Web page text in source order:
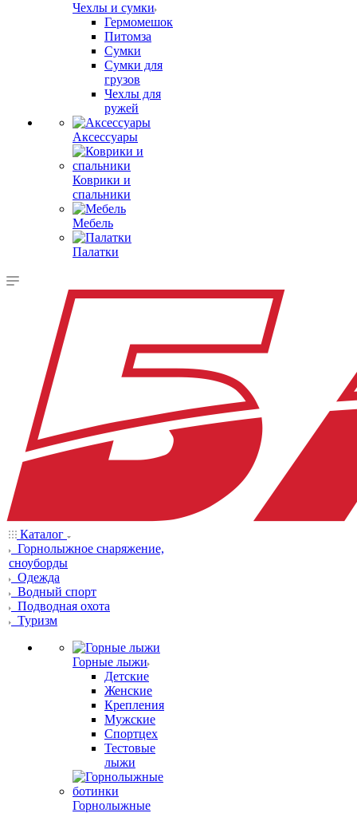
Чехлы и сумки
Гермомешок
Питомза
Сумки
Сумки для
грузов
Чехлы для
ружей
Аксессуары
Коврики и
спальники
Мебель
Палатки
Каталог
Горнолыжное снаряжение,
сноуборды
Одежда
Водный спорт
Подводная охота
Туризм
Горные лыжи
Детские
Женские
Крепления
Мужские
Спортцех
Тестовые
лыжи
Горнолыжные